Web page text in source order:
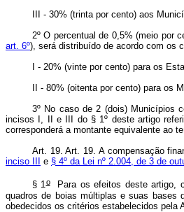
III - 30% (trinta por cento) aos
2º O percentual de 0,5% (meio por
art. 6º), será distribuído de acordo com os
I - 20% (vinte por cento) para os
II - 80% (oitenta por cento) para os
3º No caso de 2 (dois) Municípios
incisos I, II e III do § 1º deste artigo
corresponderá a montante equivalente ao
Art. 19. Art. 19. A compensação
inciso III
e § 4º da Lei nº 2.004, de 3 de
§ 1oPara os efeitos deste artigo,
quadros de boias múltiplas e suas bases
obedecidos os critérios estabelecidos